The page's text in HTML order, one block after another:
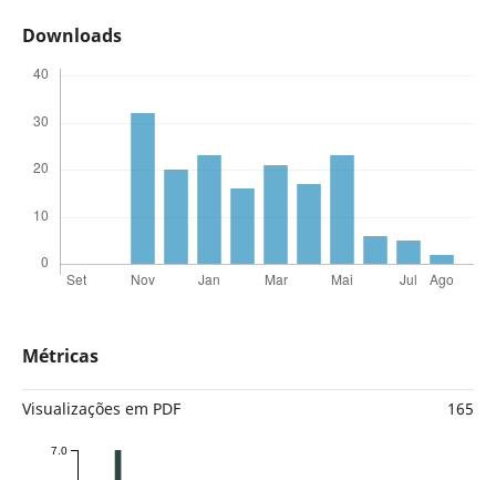
Downloads
Métricas
Visualizações em PDF 165
7.0